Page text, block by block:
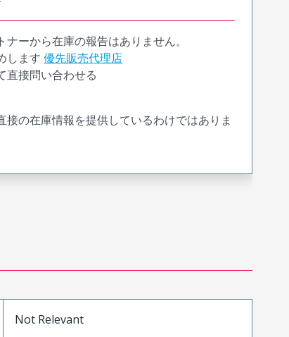
ーから在庫の報告はありません。
します 優先販売代理店
直接問い合わせる
接の在庫情報を提供しているわけではありま
Not Relevant